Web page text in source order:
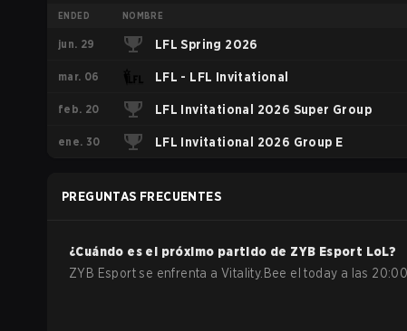
ENDED NOMBRE
jun. 29 LFL Spring 2026
mar. 06 LFL - LFL Invitational
feb. 20 LFL Invitational 2026 Super Group
ene. 30 LFL Invitational 2026 Group E
PREGUNTAS FRECUENTES
¿Cuándo es el próximo partido de ZYB Esport LoL?
ZYB Esport se enfrenta a Vitality.Bee el today a las 20:00.